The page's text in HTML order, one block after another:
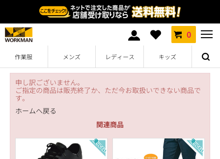
0
作業服 メンズ レディース キッズ
申し訳ございません。
ご指定の商品は販売終了か、ただ今お取扱いできない商品で
す。
ホームへ戻る
関連商品